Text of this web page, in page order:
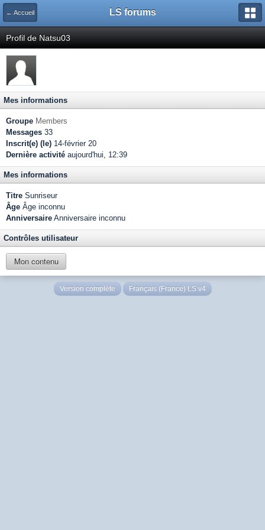
← Accueil LS forums
Profil de Natsu03
Mes informations
Groupe Members
Messages 33
Inscrit(e) (le) 14-février 20
Dernière activité aujourd'hui, 12:39
Mes informations
Titre Sunriseur
Âge Âge inconnu
Anniversaire Anniversaire inconnu
Contrôles utilisateur
Mon contenu
Version complète Français (France) LS v4